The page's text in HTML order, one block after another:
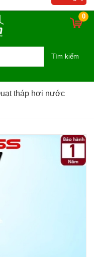
0
Tìm kiếm
tháp hơi nước